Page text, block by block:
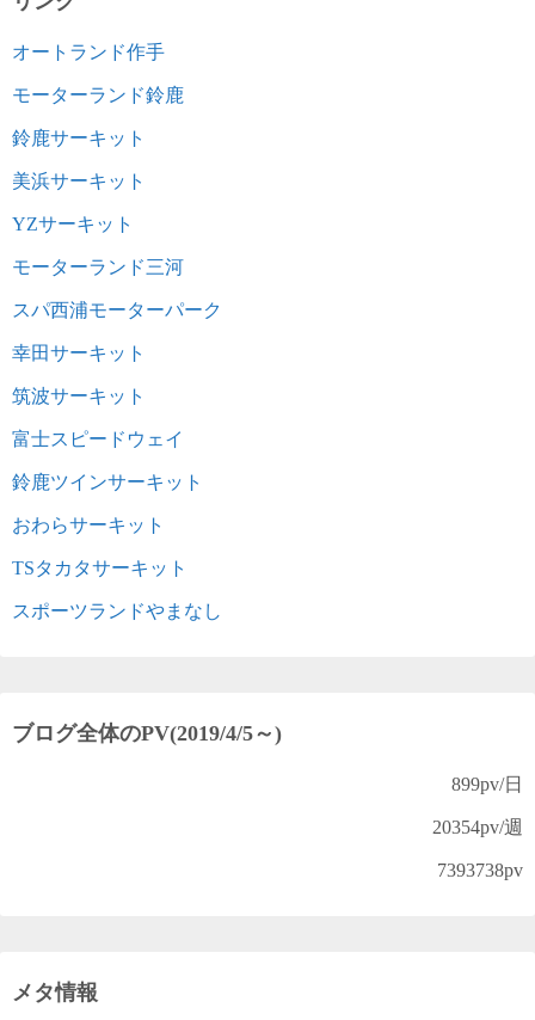
オートランド作手
モーターランド鈴鹿
鈴鹿サーキット
美浜サーキット
YZサーキット
モーターランド三河
スパ西浦モーターパーク
幸田サーキット
筑波サーキット
富士スピードウェイ
鈴鹿ツインサーキット
おわらサーキット
TSタカタサーキット
スポーツランドやまなし
ブログ全体のPV(2019/4/5～)
899pv/日
20354pv/週
7393738pv
メタ情報